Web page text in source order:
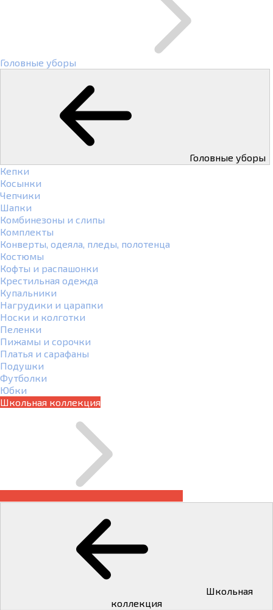
Головные уборы
Головные уборы
Кепки
Косынки
Чепчики
Шапки
Комбинезоны и слипы
Комплекты
Конверты, одеяла, пледы, полотенца
Костюмы
Кофты и распашонки
Крестильная одежда
Купальники
Нагрудики и царапки
Носки и колготки
Пеленки
Пижамы и сорочки
Платья и сарафаны
Подушки
Футболки
Юбки
Школьная коллекция
коллекция